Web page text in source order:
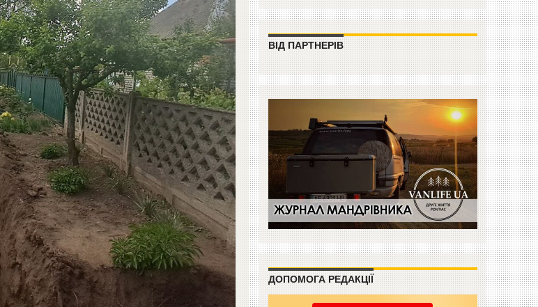
ВІД ПАРТНЕРІВ
ДОПОМОГА РЕДАКЦІЇ